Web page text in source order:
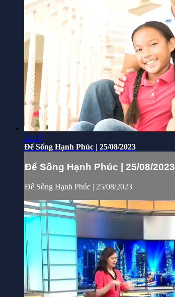
24:45
Để Sống Hạnh Phúc | 25/08/2023
Để Sống Hạnh Phúc | 25/08/2023
Để Sống Hạnh Phúc | 25/08/2023